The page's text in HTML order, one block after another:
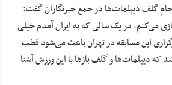
جام گلف دیپلمات‌ها در جمع خبرنگاران گفت:
می‌کنم. در یک سالی که به ایران آمدم خیلی
این مسابقه در تهران باعث می‌شود قطب
که دیپلمات‌ها و گلف بازها با این ورزش آشنا